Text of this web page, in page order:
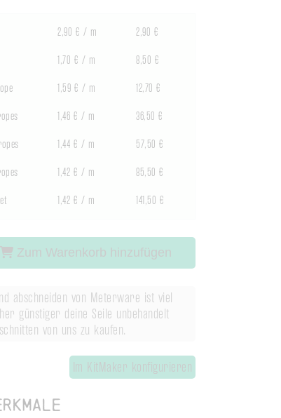
2,90 € / m 2,90 €
1,70 € / m 8,50 €
1,59 € / m 12,70 €
1,46 € / m 36,50 €
1,44 € / m 57,50 €
1,42 € / m 85,50 €
1,42 € / m 141,50 €
Zum Warenkorb hinzufügen
abschneiden von Meterware ist viel
günstiger deine Seile unbehandelt
von uns zu kaufen.
Im KitMaker konfigurieren